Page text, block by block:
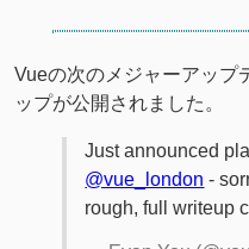
Vueの次のメジャーアップ
ップが公開されました。
Just announced
@vue_london -
rough, full writeup